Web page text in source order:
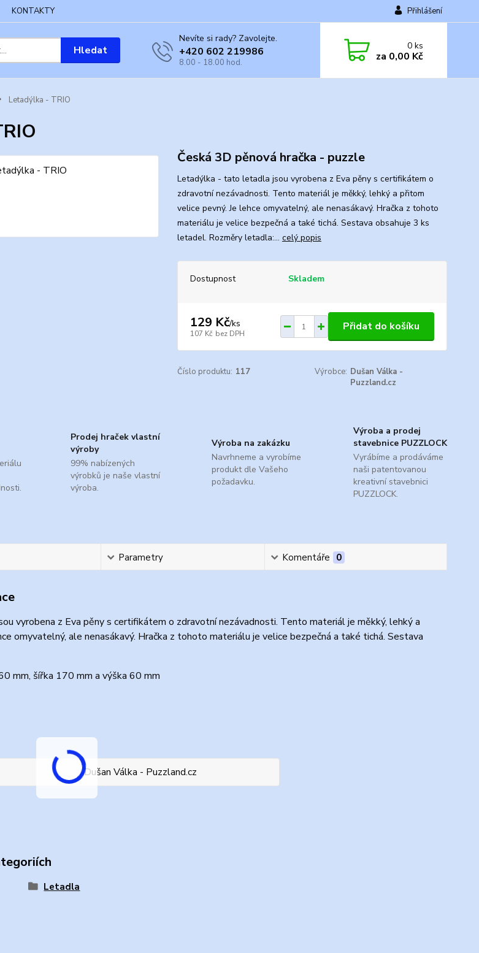
KONTAKTY Přihlášení
Hledat
Nevíte si rady? Zavolejte.
+420 602 219986
8.00 - 18.00 hod.
0ks
za 0,00 Kč
Letadýlka - TRIO
Česká 3D pěnová hračka - puzzle
Letadýlka - tato letadla jsou vyrobena z Eva pěny s certifikátem o
zdravotní nezávadnosti. Tento materiál je měkký, lehký a přitom
velice pevný. Je lehce omyvatelný, ale nenasákavý. Hračka z tohoto
materiálu je velice bezpečná a také tichá. Sestava obsahuje 3 ks
letadel. Rozměry letadla:... celý popis
Dostupnost Skladem
129 Kč/ks
107 Kč bez DPH
Přidat do košíku
Číslo produktu: 117 Výrobce: Dušan Válka -
Puzzland.cz
Prodej hraček vlastní
výroby
99% nabízených
výrobků je naše vlastní
výroba.
Výroba na zakázku
Navrhneme a vyrobíme
produkt dle Vašeho
požadavku.
Výroba a prodej
stavebnice PUZZLOCK
Vyrábíme a prodáváme
naši patentovanou
kreativní stavebnici
PUZZLOCK.
Parametry Komentáře 0
vyrobena z Eva pěny s certifikátem o zdravotní nezávadnosti. Tento materiál je měkký, lehký a
omyvatelný, ale nenasákavý. Hračka z tohoto materiálu je velice bezpečná a také tichá. Sestava
mm, šířka 170 mm a výška 60 mm
Dušan Válka - Puzzland.cz
Letadla